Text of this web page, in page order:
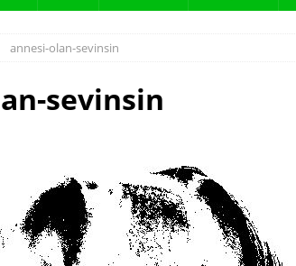
annesi-olan-sevinsin
sevinsin